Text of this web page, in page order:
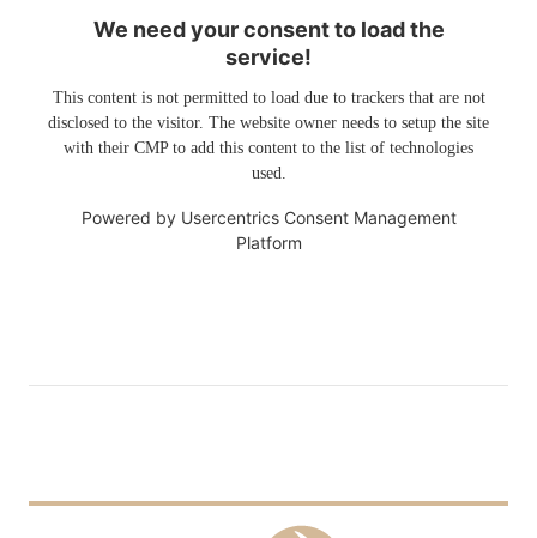
We need your consent to load the
service!
This content is not permitted to load due to trackers that are not
disclosed to the visitor. The website owner needs to setup the site
with their CMP to add this content to the list of technologies
used.
Powered by Usercentrics Consent Management
Platform